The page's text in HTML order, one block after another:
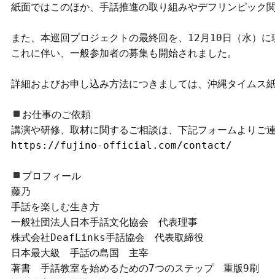
紙面ではこのほか、手話推進の取り組みやデフリンピック
また、本巡回プロジェクトの最終回を、12月10日（水）
これに伴い、一般参加者の募集も開始されました。
詳細およびお申し込み方法につきましては、沖縄タイムス
お仕事のご依頼
講演や研修、取材に関するご相談は、下記フォームよりご
https://fujino-official.com/contact/
プロフィール
藤乃
手話を楽しむ生き方
一般社団法人日本手話文化協会　代表理事
株式会社DeafLinks手話協会　代表取締役
日本最大級　手話の島国　主宰
著書　手話教室を始めるための7つのステップ　重版9刷